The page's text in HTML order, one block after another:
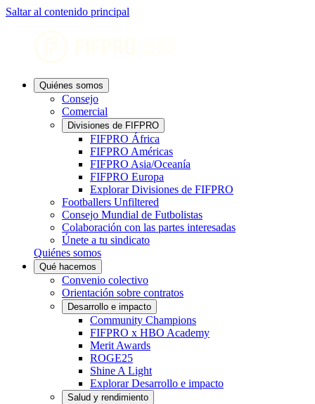
Saltar al contenido principal
Quiénes somos
Consejo
Comercial
Divisiones de FIFPRO
FIFPRO África
FIFPRO Américas
FIFPRO Asia/Oceanía
FIFPRO Europa
Explorar Divisiones de FIFPRO
Footballers Unfiltered
Consejo Mundial de Futbolistas
Colaboración con las partes interesadas
Únete a tu sindicato
Quiénes somos
Qué hacemos
Convenio colectivo
Orientación sobre contratos
Desarrollo e impacto
Community Champions
FIFPRO x HBO Academy
Merit Awards
ROGE25
Shine A Light
Explorar Desarrollo e impacto
Salud y rendimiento